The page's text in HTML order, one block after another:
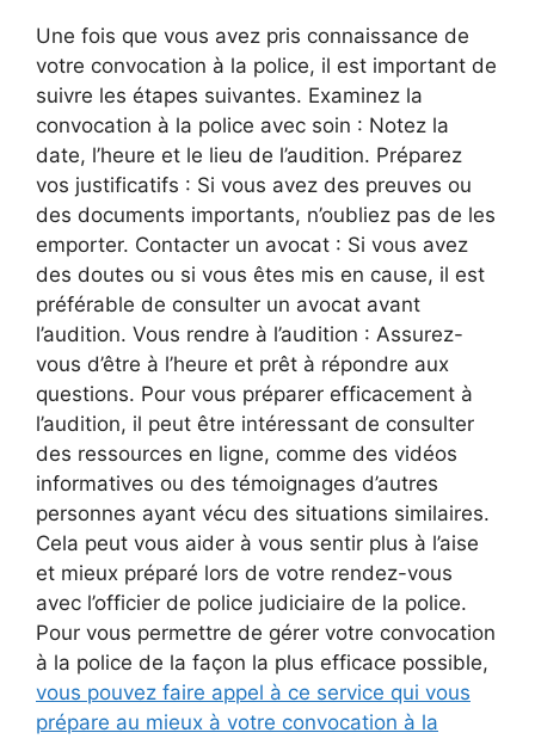
Une fois que vous avez pris connaissance de
votre convocation à la police, il est important de
suivre les étapes suivantes. Examinez la
convocation à la police avec soin : Notez la
date, l’heure et le lieu de l’audition. Préparez
vos justificatifs : Si vous avez des preuves ou
des documents importants, n’oubliez pas de les
emporter. Contacter un avocat : Si vous avez
des doutes ou si vous êtes mis en cause, il est
préférable de consulter un avocat avant
l’audition. Vous rendre à l’audition : Assurez-
vous d’être à l’heure et prêt à répondre aux
questions. Pour vous préparer efficacement à
l’audition, il peut être intéressant de consulter
des ressources en ligne, comme des vidéos
informatives ou des témoignages d’autres
personnes ayant vécu des situations similaires.
Cela peut vous aider à vous sentir plus à l’aise
et mieux préparé lors de votre rendez-vous
avec l’officier de police judiciaire de la police.
Pour vous permettre de gérer votre convocation
à la police de la façon la plus efficace possible,
vous pouvez faire appel à ce service qui vous
prépare au mieux à votre convocation à la